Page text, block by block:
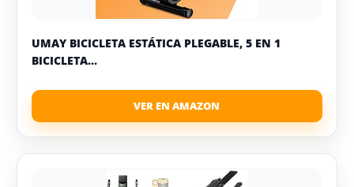
UMAY BICICLETA ESTÁTICA PLEGABLE, 5 EN 1
BICICLETA...